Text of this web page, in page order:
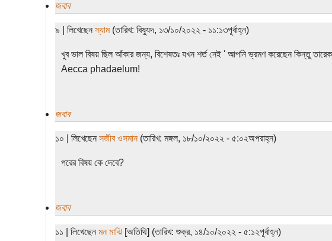
জবাব
৯ | লিখেছেনস্যাম(তারিখ: বিষ্যুদ, ১৩/১০/২০২২ - ১১:১৩পূর্বাহ্ন)
খুব ভাল বিষয় ছিল আঁকার জন্য, বিশেষতঃ যখন শর্ত নেই ' আপনি ভ্রমণ করেছেন কিন্তু
Aecca phadaelum!
জবাব
১০ | লিখেছেন সজীব ওসমান(তারিখ: মঙ্গল, ১৮/১০/২০২২ - ৫:০২অপরাহ্ন)
পরের বিষয় কে দেবে?
জবাব
১১ | লিখেছেন মন মাঝি[অতিথি] (তারিখ: শুক্র, ১৪/১০/২০২২ - ৫:১২পূর্বাহ্ন)